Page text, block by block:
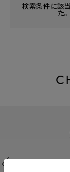
検索条件に該
た